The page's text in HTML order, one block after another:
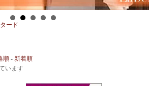
ード
順 - 新着順
います